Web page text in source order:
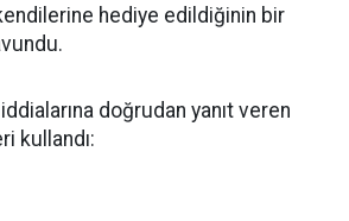
hediye edildiğinin bir
doğrudan yanıt veren
kullandı: